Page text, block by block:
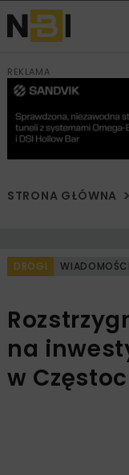
REKLAMA
STRONA GŁÓWNA
DROGI WIADOMOŚCI
na
w